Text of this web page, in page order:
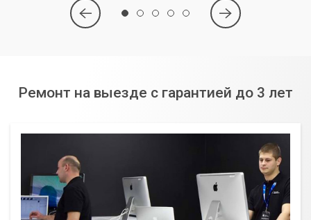
Ремонт на выезде с гарантией до 3 лет